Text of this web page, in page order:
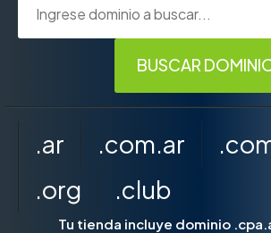
.ar .com.ar
.org
.club
Tu tienda incluye dominio